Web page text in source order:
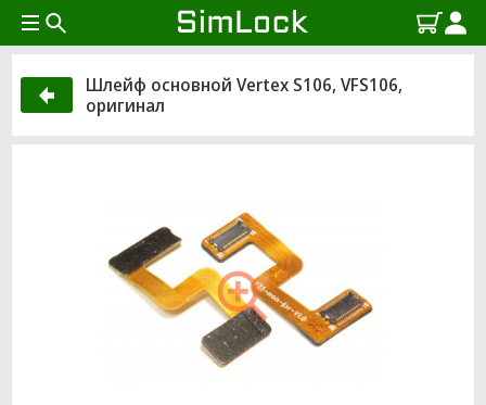
Шлейф основной Vertex S106, VFS106,
оригинал